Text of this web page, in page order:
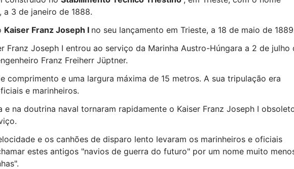
a 3 de janeiro de 1888.
Kaiser Franz Joseph I no seu lançamento em Trieste, a 18 de maio de
Franz Joseph I entrou ao serviço da Marinha Austro-Húngara a 2 de julho
Franz Freiherr Jüptner.
comprimento e uma largura máxima de 15 metros. A sua tripulação era
e marinheiros.
e na doutrina naval tornaram rapidamente o Kaiser Franz Joseph I
e os canhões de disparo lento levaram os marinheiros e oficiais
estes antigos "navios de guerra do futuro" por um nome muito